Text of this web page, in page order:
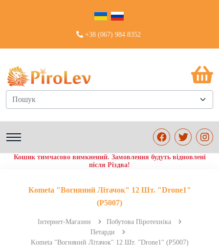
+38 (067) 984 8352
Пошук
Кошик тимчасово вимкнений. Замовлення будуть відновлені
після Різдва!
Kometa "Вогняний Літачок" 12 Шт. "Drone1"
(P5007)
Інтернет-Магазин
Побутова Піротехніка
Петарди
Kometa "Вогняний Літачок" 12 Шт. "Drone1" (P5007)